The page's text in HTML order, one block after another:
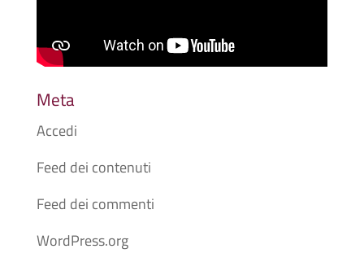
Meta
Accedi
Feed dei contenuti
Feed dei commenti
WordPress.org